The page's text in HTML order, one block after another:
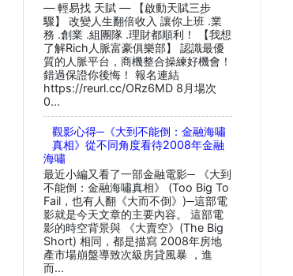
— 輕易找 天賦 — 【啟動天賦三步
驟】 改變人生翻倍收入 讓你上班 .業
務 .創業 .組團隊 .理財都順利！ 【我想
了解Rich人脈富豪俱樂部】 認識最優
質的人脈平台，商機整合操練好機會！
錯過保證你後悔！ 報名連結
https://reurl.cc/ORz6MD 8月場次
0...
觀影心得─《大到不能倒：金融海嘯
真相》從不同角度看待2008年金融
海嘯
最近小編又看了一部金融電影─ 《大到
不能倒：金融海嘯真相》 (Too Big To
Fail，也有人翻《大而不倒》)─這部電
影就是今天文章的主要內容。 這部電
影的時空背景與 《大賣空》(The Big
Short) 相同，都是描寫 2008年房地
產市場崩盤導致次級房貸風暴 ，進
而...